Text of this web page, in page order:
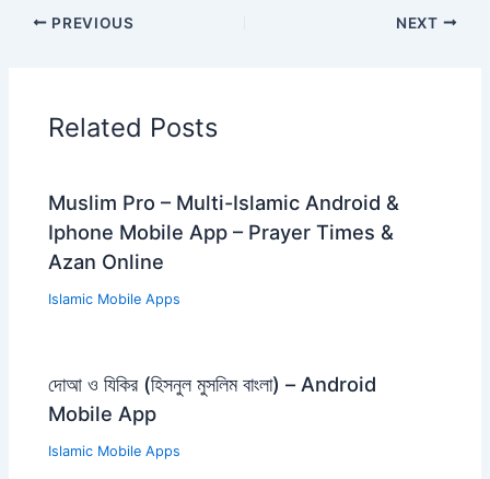
PREVIOUS NEXT
Related Posts
Muslim Pro – Multi-Islamic Android &
Iphone Mobile App – Prayer Times &
Azan Online
Islamic Mobile Apps
দোআ ও যিকির (হিসনুল মুসলিম বাংলা) – Android
Mobile App
Islamic Mobile Apps